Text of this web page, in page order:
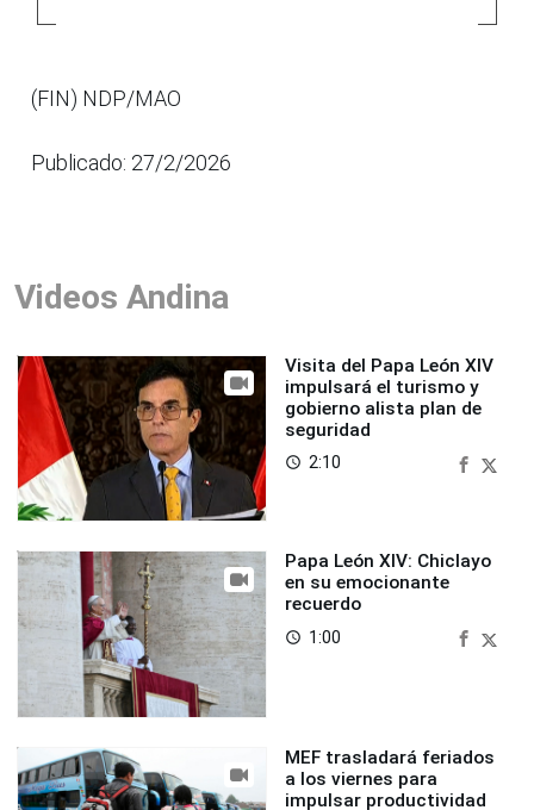
(FIN) NDP/MAO
Publicado: 27/2/2026
Videos Andina
Visita del Papa León XIV
impulsará el turismo y
gobierno alista plan de
seguridad
access_time 2:10
Papa León XIV: Chiclayo
en su emocionante
recuerdo
access_time 1:00
MEF trasladará feriados
a los viernes para
impulsar productividad